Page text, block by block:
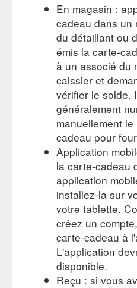
Photographe de
CADEAUX; BLOG; CONTACT;
Rennes. Photographe de
grossesse, bébé ou tout
rendez-vous. En tant que
je vous invite à vivre une
ou à domicile. Contactez-moi
fois le rendez-vous pris, je ...
reflex.fr/photographe-de-portrait/
Photographe événements
CARTES CADEAUX; BLOG;
événements et entreprise à
anniversaire, animation photo,
vie nous avons tous des
événements, je me déplace
réaliser un reportage photo
jeune fille/garçon et
https://www.le-bon-reflex.fr/
CARTES CADEAUX;
BLOG; CONTACT; MENTIONS
EDITORIALES. Site : le-bon-
En magasin :
cadeau dans un
du détaillant ou
émis la carte-
à un associé du
caissier et
vérifier le solde.
généralement
manuellement
cadeau pour
Application
la carte-cadeau
application
installez-la sur
votre tablette.
créez un
carte-cadeau à
L'application
disponible.
Reçu : si vous